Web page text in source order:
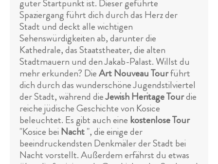
guter Startpunkt ist. Dieser geführte
Spaziergang führt dich durch das Herz der
Stadt und deckt alle wichtigen
Sehenswürdigkeiten ab, darunter die
Kathedrale, das Staatstheater, die alten
Stadtmauern und den Jakab-Palast. Willst du
mehr erkunden? DieArt Nouveau Tourführt
dich durch das wunderschöne Jugendstilviertel
der Stadt, während dieJewish Heritage Tourdie
reiche jüdische Geschichte von Kosice
beleuchtet. Es gibt auch eine kostenlose Tour
"Kosice bei Nacht", die einige der
beeindruckendsten Denkmäler der Stadt bei
Nacht vorstellt. Außerdem erfährst du etwas